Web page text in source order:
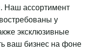
Наш ассортимент
у
эксклюзивные
ваш бизнес на фоне